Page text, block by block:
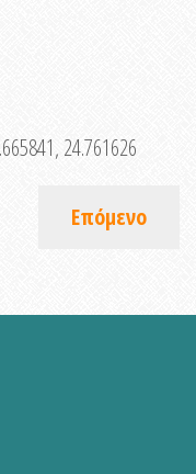
24.761626
Επόμενο